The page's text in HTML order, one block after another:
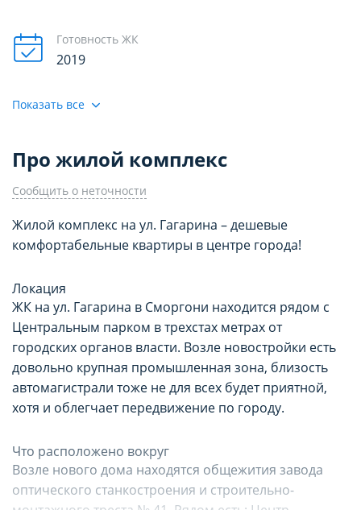
Готовность ЖК
2019
Показать все
Про жилой комплекс
Сообщить о неточности
Жилой комплекс на ул. Гагарина – дешевые
комфортабельные квартиры в центре города!
Локация
ЖК на ул. Гагарина в Сморгони находится рядом с
Центральным парком в трехстах метрах от
городских органов власти. Возле новостройки есть
довольно крупная промышленная зона, близость
автомагистрали тоже не для всех будет приятной,
хотя и облегчает передвижение по городу.
Что расположено вокруг
Возле нового дома находятся общежития завода
оптического станкостроения и строительно-
Опишите проблему
Email для связи с вами (необязательно)
НАСТРОЙТЕ ПАРАМЕТРЫ
ИСПОЛЬЗОВАНИЯ ФАЙЛОВ
COOKIE
Вы можете настроить использование
каждого типа файлов cookie, за
исключением типа «технические/
функциональные (обязательные) cookie»,
без которых невозможно корректное
функционирование сайта domovita.by
(далее – Сайт).
НАСТРОЙТЕ ПАРАМЕТРЫ
ИСПОЛЬЗОВАНИЯ ФАЙЛОВ
COOKIE
Вы можете настроить использование
каждого типа файлов cookie, за
исключением типа «технические/
функциональные (обязательные) cookie»,
без которых невозможно корректное
функционирование сайта domovita.by
(далее – Сайт).